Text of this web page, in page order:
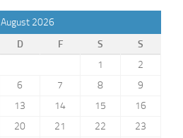
August 2026
D F S
S
1
2
6 7 8
9
13 14 15
16
20 21 22
23